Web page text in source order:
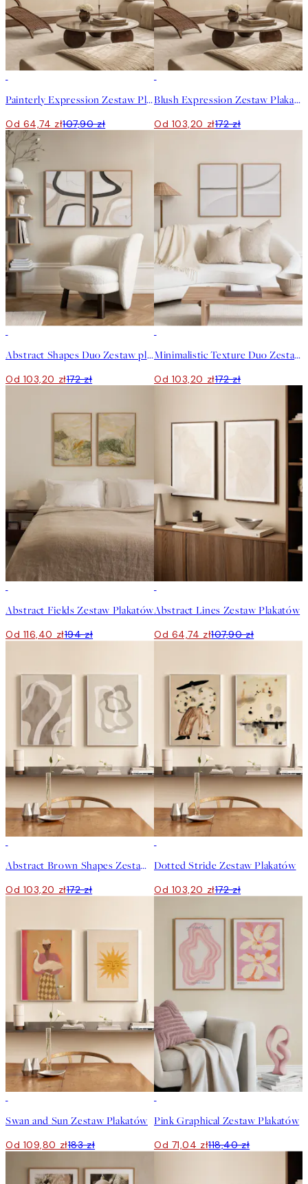
Painterly Expression Zestaw Plakatów
Od 64,74 zł107,90 zł
Blush Expression Zestaw Plakatów
Od 103,20 zł172 zł
Abstract Shapes Duo Zestaw plakatów
Od 103,20 zł172 zł
Minimalistic Texture Duo Zestaw plakatów
Od 103,20 zł172 zł
Abstract Fields Zestaw Plakatów
Od 116,40 zł194 zł
Abstract Lines Zestaw Plakatów
Od 64,74 zł107,90 zł
Abstract Brown Shapes Zestaw Plakatów
Od 103,20 zł172 zł
Dotted Stride Zestaw Plakatów
Od 103,20 zł172 zł
Swan and Sun Zestaw Plakatów
Od 109,80 zł183 zł
Pink Graphical Zestaw Plakatów
Od 71,04 zł118,40 zł